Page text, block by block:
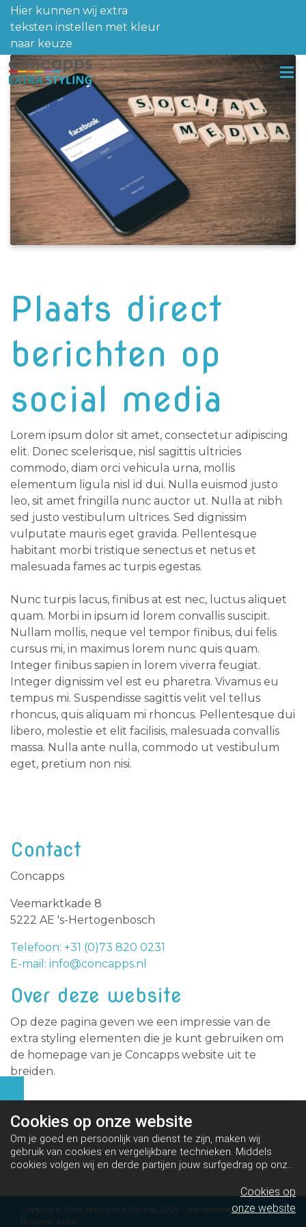
Hier kunnen wij extra
teksten instellen met kleur
naar keuze
Plaats direct
berichten op
social media
Lorem ipsum dolor sit amet, consectetur adipiscing
elit. Donec scelerisque, nisl sagittis ultricies
commodo, diam orci vehicula urna, mollis
elementum ligula nisl id dui. Nulla euismod justo
leo, sit amet fringilla nunc auctor ut. Nulla at nibh
sed justo vestibulum ultrices. Sed dignissim
vulputate mauris eget gravida. Pellentesque
habitant morbi tristique senectus et netus et
malesuada fames ac turpis egestas.
Nunc turpis lacus, finibus at est nec, luctus aliquet
quam. Morbi in ipsum id lorem convallis suscipit.
Nullam mollis, neque vel tempor finibus, dui felis
cursus mi, in maximus lorem nunc quis quam.
Integer finibus sapien in lorem viverra feugiat.
Integer dignissim vel est eu pharetra. Vivamus eu
tempus mi. Suspendisse sagittis velit vel tellus
rhoncus, quis aliquam mi rhoncus. Pellentesque dui
libero, molestie et elit facilisis, malesuada convallis
massa. Nulla ante nulla, commodo ut vestibulum
eget, pretium non nisi.
Contact
Concapps
Veemarktkade 8
5222 AE 's-Hertogenbosch
Telefoon: +31 (0)73 820 0231
E-mail: info@concapps.nl
Over deze website
Op deze pagina geven we een impressie van de
extra styling elementen die je kunt gebruiken om
de homepage van je Concapps website uit te
breiden.
Copyright Concapps Extra Styling 2026 - Aangeboden door
Business Apps
Cookies op onze website
Om je goed en persoonlijk van dienst te zijn, maken wij
gebruik van cookies en vergelijkbare technieken. Middels
cookies volgen wij en derde partijen jouw surfgedrag op onze
en dit maakt het voor jou mogelijk om informatie te delen via
social media.
Bekijk ons cookiebeleid
Cookies op
onze website